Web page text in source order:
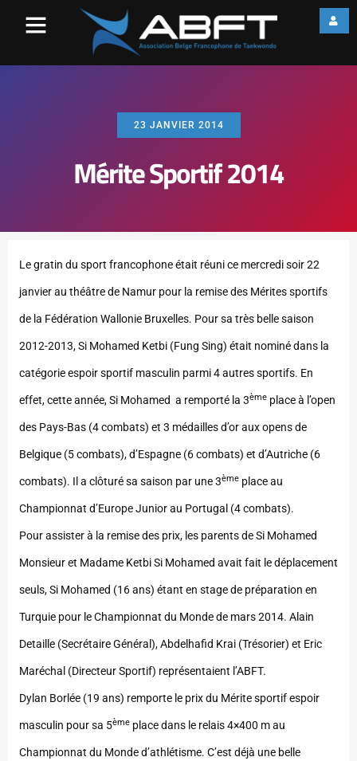
23 JANVIER 2014
Mérite Sportif 2014
Le gratin du sport francophone était réuni ce mercredi soir 22
janvier au théâtre de Namur pour la remise des Mérites sportifs
de la Fédération Wallonie Bruxelles. Pour sa très belle saison
2012-2013, Si Mohamed Ketbi (Fung Sing) était nominé dans la
catégorie espoir sportif masculin parmi 4 autres sportifs. En
effet, cette année, Si Mohamed a remporté la 3ème place à l’open
des Pays-Bas (4 combats) et 3 médailles d’or aux opens de
Belgique (5 combats), d’Espagne (6 combats) et d’Autriche (6
combats). Il a clôturé sa saison par une 3ème place au
Championnat d’Europe Junior au Portugal (4 combats).
Pour assister à la remise des prix, les parents de Si Mohamed
Monsieur et Madame Ketbi Si Mohamed avait fait le déplacement
seuls, Si Mohamed (16 ans) étant en stage de préparation en
Turquie pour le Championnat du Monde de mars 2014. Alain
Detaille (Secrétaire Général), Abdelhafid Krai (Trésorier) et Eric
Maréchal (Directeur Sportif) représentaient l’ABFT.
Dylan Borlée (19 ans) remporte le prix du Mérite sportif espoir
masculin pour sa 5ème place dans le relais 4×400 m au
Championnat du Monde d’athlétisme. C’est déjà une belle